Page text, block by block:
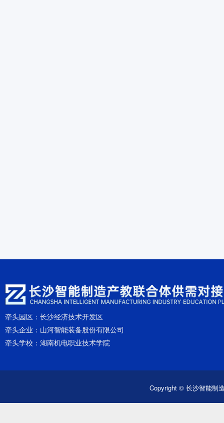
牵头园区： 长沙经济技术开发区
牵头企业： 山河智能装备股份有限公司
牵头学校： 湖南机电职业技术学院
Copyright © 长沙智能制